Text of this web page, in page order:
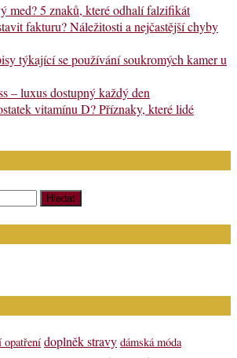
med? 5 znaků, které odhalí falzifikát
fakturu? Náležitosti a nejčastější chyby
týkající se používání soukromých kamer u
– luxus dostupný každý den
vitamínu D? Příznaky, které lidé
opatření doplněk stravy dámská móda